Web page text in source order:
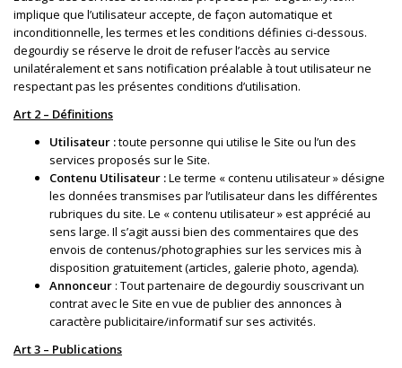
implique que l’utilisateur accepte, de façon automatique et
inconditionnelle, les termes et les conditions définies ci-dessous.
degourdiy se réserve le droit de refuser l’accès au service
unilatéralement et sans notification préalable à tout utilisateur ne
respectant pas les présentes conditions d’utilisation.
Art 2 – Définitions
Utilisateur :toute personne qui utilise le Site ou l’un des
services proposés sur le Site.
Contenu Utilisateur :Le terme « contenu utilisateur » désigne
les données transmises par l’utilisateur dans les différentes
rubriques du site. Le « contenu utilisateur » est apprécié au
sens large. Il s’agit aussi bien des commentaires que des
envois de contenus/photographies sur les services mis à
disposition gratuitement (articles, galerie photo, agenda).
Annonceur : Tout partenaire de degourdiy souscrivant un
contrat avec le Site en vue de publier des annonces à
caractère publicitaire/informatif sur ses activités.
Art 3 – Publications